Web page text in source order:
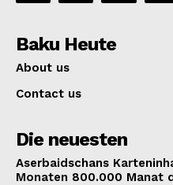
Baku Heute
About us
Contact us
Die neuesten
Aserbaidschans
Monaten 800.000 Manat